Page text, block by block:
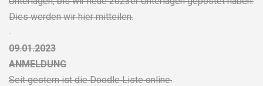
Dies werden wir hier mitteilen.
09.01.2023
ANMELDUNG
Seit gestern ist die Doodle Liste online.